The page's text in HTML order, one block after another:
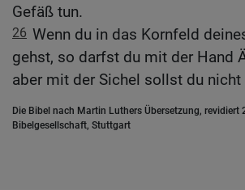
Gefäß tun.
26 Wenn du in das Kornfeld
gehst, so darfst du mit der Hand
aber mit der Sichel sollst du nicht
Die Bibel nach Martin Luthers Übersetzung, revidiert
Bibelgesellschaft, Stuttgart